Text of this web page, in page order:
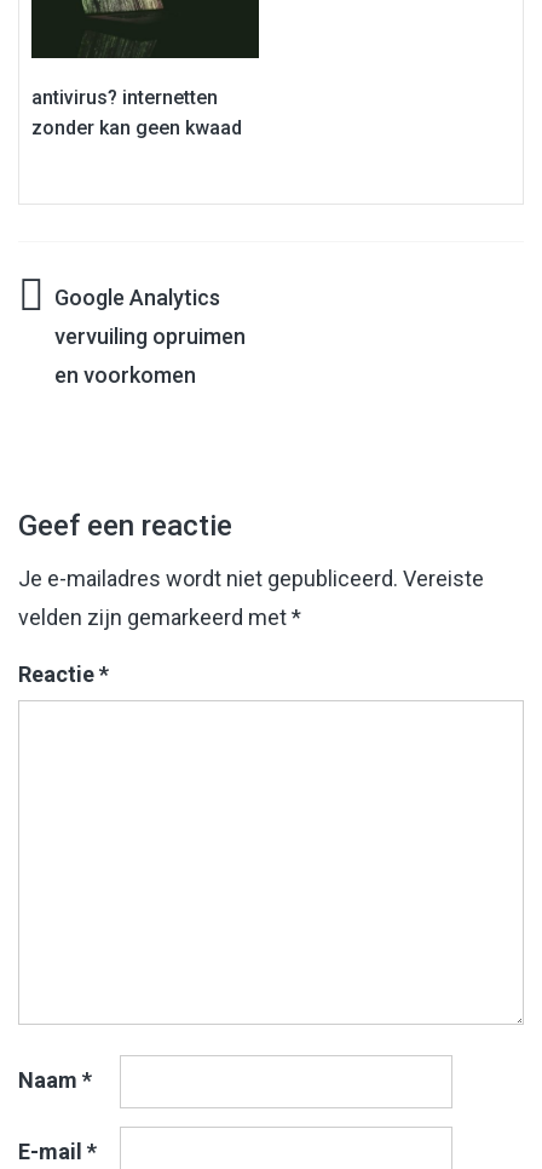
antivirus? internetten
zonder kan geen kwaad
Bericht
navigatie
Google Analytics
vervuiling opruimen
en voorkomen
Geef een reactie
Je e-mailadres wordt niet gepubliceerd. Vereiste
velden zijn gemarkeerd met*
Reactie*
Naam *
E-mail *